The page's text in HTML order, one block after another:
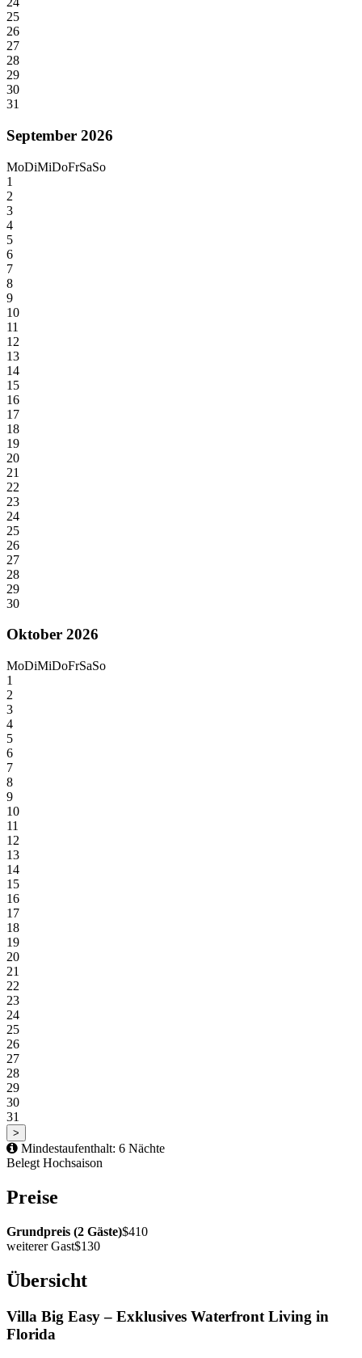
25
26
27
28
29
30
31
September 2026
MoDiMiDoFrSaSo
1
2
3
4
5
6
7
8
9
10
11
12
13
14
15
16
17
18
19
20
21
22
23
24
25
26
27
28
29
30
Oktober 2026
MoDiMiDoFrSaSo
1
2
3
4
5
6
7
8
9
10
11
12
13
14
15
16
17
18
19
20
21
22
23
24
25
26
27
28
29
30
31
>
Mindestaufenthalt: 6 Nächte
Belegt Hochsaison
Preise
Grundpreis (2 Gäste)$410
weiterer Gast$130
Übersicht
Villa Big Easy – Exklusives Waterfront Living in
Florida